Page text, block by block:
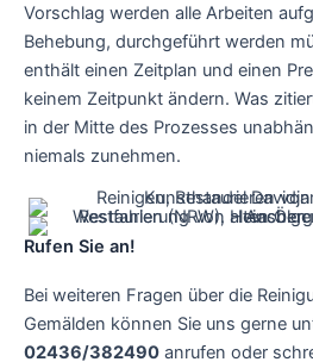
Vorschlag werden alle Arbeiten
Behebung, durchgeführt werden
enthält einen Zeitplan und einen
keinem Zeitpunkt ändern. Was
in der Mitte des Prozesses
niemals zunehmen.
Rufen Sie an!
Bei weiteren Fragen über die
Gemälden können Sie uns gerne
02436/382490 anrufen oder